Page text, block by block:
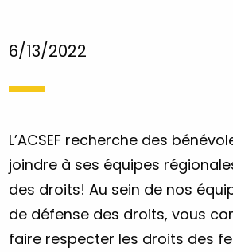
6/13/2022
L’ACSEF recherche des
joindre à ses équipes
des droits! Au sein de nos
de défense des droits, vous
faire respecter les droits des